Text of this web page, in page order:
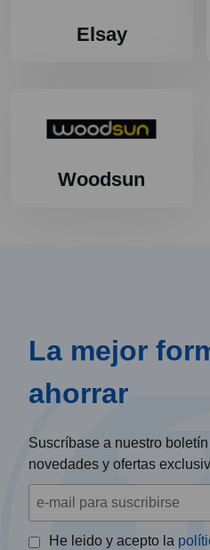
Elsay
Woodsun
La mejor
ahorrar
Suscríbase a nuestro
novedades y ofertas
He leido y acepto la